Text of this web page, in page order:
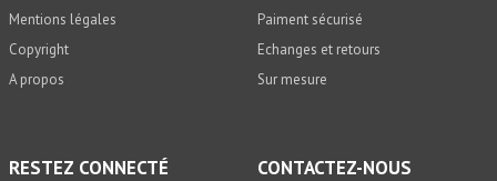
Mentions légales
Copyright
A propos
Paiment sécurisé
Echanges et retours
Sur mesure
RESTEZ CONNECTÉ CONTACTEZ-NOUS